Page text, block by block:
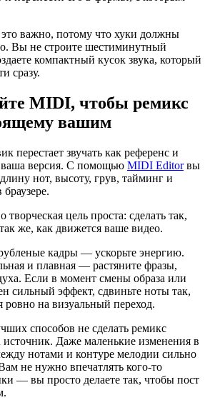
это важно, потому что хуки должны
Вы не строите шестиминутный
компактный кусок звука, который
сразу.
MIDI, чтобы ремикс
вашим
перестает звучать как референс и
ваша версия. С помощью MIDI Editorвы
нот, высоту, грув, тайминг и
творческая цель проста: сделать так,
же, как движется ваше видео.
кадры — ускорьте энергию.
и плавная — растяните фразы,
Если в момент смены образа или
сильный эффект, сдвиньте ноты так,
на визуальный переход.
способов не сделать ремикс
Даже маленькие изменения в
нотами и контуре мелодии сильно
не нужно впечатлять кого‑то
— вы просто делаете так, чтобы пост